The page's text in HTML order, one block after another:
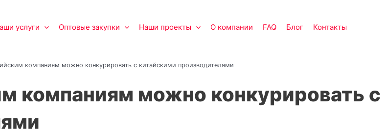
услуги Оптовые закупки Наши проекты О компании FAQ Блог Контакты
компаниям можно конкурировать с китайскими производителями
компаниям можно конкурировать с